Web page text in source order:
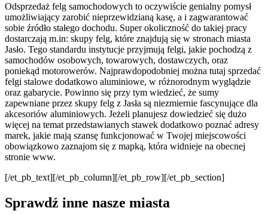
Odsprzedaż felg samochodowych to oczywiście genialny pomysł
umożliwiający zarobić nieprzewidzianą kasę, a i zagwarantować
sobie źródło stałego dochodu. Super okoliczność do takiej pracy
dostarczają m.in: skupy felg, które znajdują się w stronach miasta
Jasło. Tego standardu instytucje przyjmują felgi, jakie pochodzą z
samochodów osobowych, towarowych, dostawczych, oraz
poniekąd motorowerów. Najprawdopodobniej można tutaj sprzedać
felgi stalowe dodatkowo aluminiowe, w różnorodnym wyglądzie
oraz gabarycie. Powinno się przy tym wiedzieć, że sumy
zapewniane przez skupy felg z Jasła są niezmiernie fascynujące dla
akcesoriów aluminiowych. Jeżeli planujesz dowiedzieć się dużo
więcej na temat przedstawianych stawek dodatkowo poznać adresy
marek, jakie mają szansę funkcjonować w Twojej miejscowości
obowiązkowo zaznajom się z mapką, która widnieje na obecnej
stronie www.
[/et_pb_text][/et_pb_column][/et_pb_row][/et_pb_section]
Sprawdź inne nasze miasta